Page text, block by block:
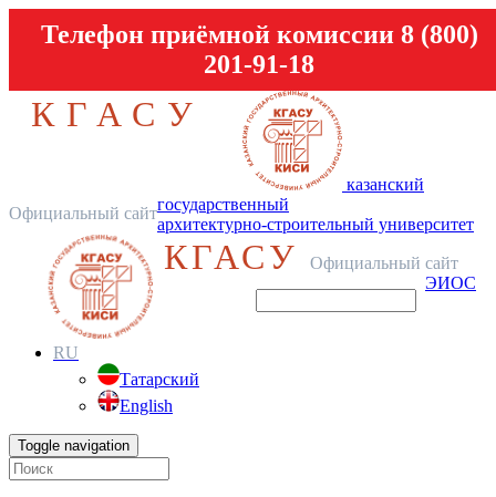
Телефон приёмной комиссии 8 (800)
201-91-18
КГАСУ
Официальный сайт
казанский
государственный
архитектурно-строительный университет
КГАСУ
Официальный сайт
ЭИОС
RU
Татарский
English
Toggle navigation